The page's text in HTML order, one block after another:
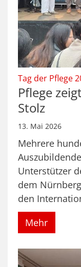
Tag der Pflege
Pflege
Stolz
13. Mai 2026
Mehrere
Unterstützer
dem
den
Mehr